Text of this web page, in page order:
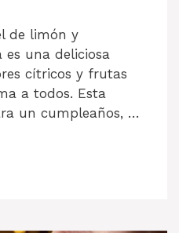
de limón y
es una deliciosa
cítricos y frutas
a todos. Esta
un cumpleaños, …